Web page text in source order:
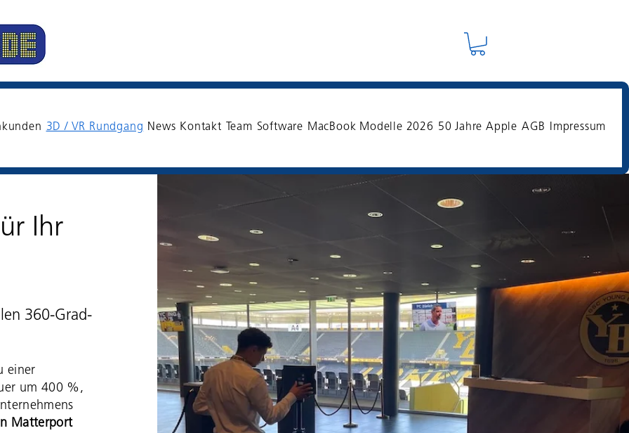
3D / VR Rundgang News Kontakt Team Software MacBook Modelle 2026 50 Jahre Apple AGB Impressum
Ihr
360-Grad-
einer
um 400 %,
Matterport